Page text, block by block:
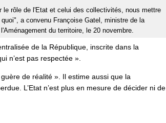
le rôle de l'Etat et celui des collectivités, nous mettre
a convenu Françoise Gatel, ministre de la
du territoire, le 20 novembre.
de la République, inscrite dans la
n’est pas respectée ».
de réalité ». Il estime aussi que la
L’Etat n’est plus en mesure de décider ni de